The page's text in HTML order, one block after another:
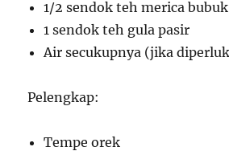
1/2 sendok teh merica bubuk
1 sendok teh gula pasir
Air secukupnya (jika
Pelengkap:
Tempe orek